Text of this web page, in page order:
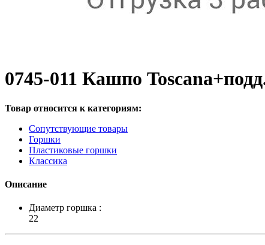
0745-011 Кашпо
Товар относится к категориям:
Сопутствующие товары
Горшки
Пластиковые горшки
Классика
Описание
Диаметр горшка :
22